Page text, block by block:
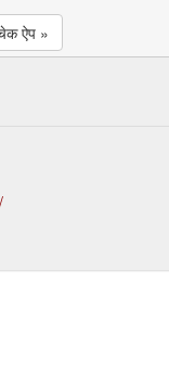
ऐप »